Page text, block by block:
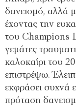
δανεισμό, αλλά
έχοντας την
του Champions
γεμάτες
καλοκαίρι του
επιστρέψω.
εκφράσει συχνά
πρόταση